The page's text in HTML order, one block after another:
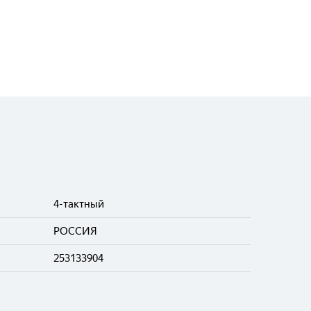
4-тактный
РОССИЯ
253133904